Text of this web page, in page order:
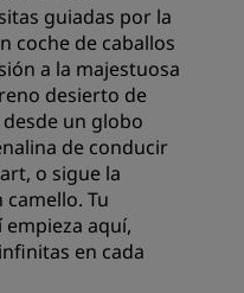
guiadas por la
coche de caballos
a la majestuosa
desierto de
un globo
de conducir
o sigue la
Tu
aquí,
en cada